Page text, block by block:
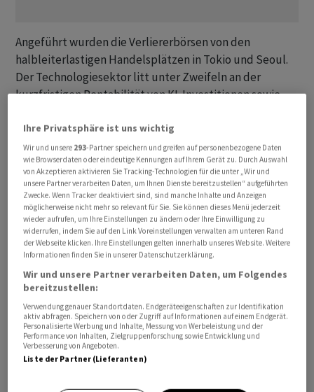
Angeführt wurden die Verliererbörsen von den
halbleiterlastigen Handelsplätzen in Tokio und Seoul.
Der Technologiesektor litt unter Zweifeln an der
kurzfristigen Rentabilität von KI-Investitionen sowie
Geräte angekündigt hatte, um die drastisch
gestiegenen Kosten für Speicherchips weiterzugeben.
Dies schürte Ängste vor einer nachlassenden Nachfrage
im Privatkundengeschäft.
Hinzu kamen Befürchtungen mit Blick auf die wieder
zunehmenden Spannungen im Nahen Osten. Ein
mutmasslich iranischer Drohnenangriff auf ein
Frachtschiff in der Strasse von Hormus stellt das
Rahmenabkommen zwischen Washington und Teheran
zur Beendigung des Kriegs und Wiederöffnung der
Meerenge auf die Probe.
In Tokio rutschte der Nikkei 225 unter die 70.000er-
Ihre Privatsphäre ist uns wichtig
Wir und unsere 293-Partner speichern und greifen auf personenbezogene Daten
wie Browserdaten oder eindeutige Kennungen auf Ihrem Gerät zu. Durch Auswahl
von Akzeptieren aktivieren Sie Tracking-Technologien für die unter „Wir und
unsere Partner verarbeiten Daten, um Ihnen Dienste bereitzustellen“ aufgeführten
Zwecke. Wenn Tracker deaktiviert sind, sind manche Inhalte und Anzeigen
möglicherweise nicht mehr so relevant für Sie. Sie können dieses Menü jederzeit
wieder aufrufen, um Ihre Einstellungen zu ändern oder Ihre Einwilligung zu
widerrufen, indem Sie auf den Link Voreinstellungen verwalten am unteren Rand
der Webseite klicken. Ihre Einstellungen gelten innerhalb unseres Website. Weitere
Informationen finden Sie in unserer Datenschutzerklärung.
Wir und unsere Partner verarbeiten Daten, um Folgendes
bereitzustellen:
Verwendung genauer Standortdaten. Endgeräteeigenschaften zur Identifikation
aktiv abfragen. Speichern von oder Zugriff auf Informationen auf einem Endgerät.
Personalisierte Werbung und Inhalte, Messung von Werbeleistung und der
Performance von Inhalten, Zielgruppenforschung sowie Entwicklung und
Verbesserung von Angeboten.
Liste der Partner (Lieferanten)